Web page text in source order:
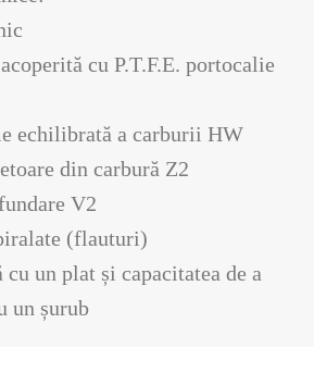
cu P.T.F.E. portocalie
echilibrată a carburii HW
din carbură Z2
V2
(flauturi)
un plat și capacitatea de a
un șurub